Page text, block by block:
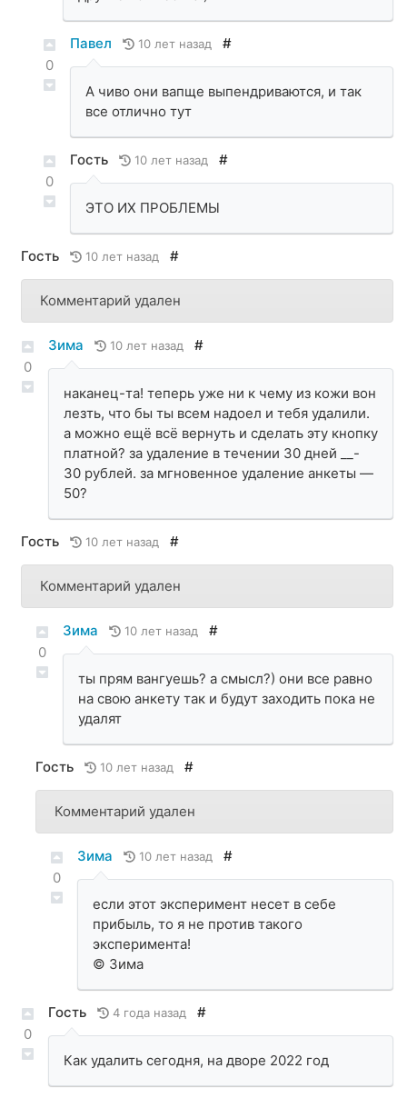
0
Павел 10 лет назад #
А чиво они вапще выпендриваются, и так
все отлично тут
0
Гость 10 лет назад #
ЭТО ИХ ПРОБЛЕМЫ
Гость 10 лет назад #
Комментарий удален
0
Зима 10 лет назад #
наканец-та! теперь уже ни к чему из кожи вон
лезть, что бы ты всем надоел и тебя удалили.
а можно ещё всё вернуть и сделать эту кнопку
платной? за удаление в течении 30 дней __-
30 рублей. за мгновенное удаление анкеты —
50?
Гость 10 лет назад #
Комментарий удален
0
Зима 10 лет назад #
ты прям вангуешь? а смысл?) они все равно
на свою анкету так и будут заходить пока не
удалят
Гость 10 лет назад #
Комментарий удален
0
Зима 10 лет назад #
если этот эксперимент несет в себе
прибыль, то я не против такого
эксперимента!
© Зима
0
Гость 4 года назад #
Как удалить сегодня, на дворе 2022 год